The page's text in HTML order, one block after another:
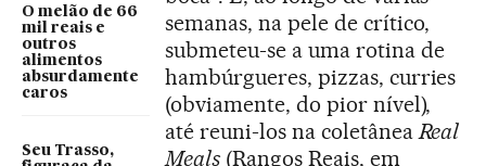
O melão de 66
mil reais e
outros
alimentos
absurdamente
caros
Seu Trasso,
semanas, na pele de crítico,
submeteu-se a uma rotina de
hambúrgueres, pizzas, curries
(obviamente, do pior nível),
até reuni-los na coletâneaReal
Meals(Rangos Reais, em